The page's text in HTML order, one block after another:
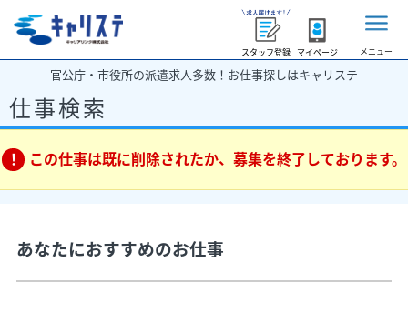
スタッフ登録 マイページ メニュー
官公庁・市役所の派遣求人多数！お仕事探しはキャリステ
仕事検索
この仕事は既に削除されたか、募集を終了しております。
あなたにおすすめのお仕事